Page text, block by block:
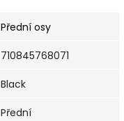
Přední osy
710845768071
Black
Přední